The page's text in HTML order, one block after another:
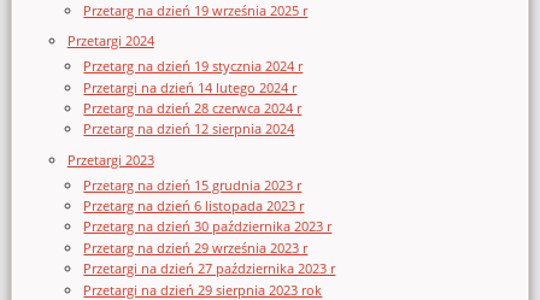
Przetarg na dzień 19 września 2025 r
Przetargi 2024
Przetarg na dzień 19 stycznia 2024 r
Przetargi na dzień 14 lutego 2024 r
Przetarg na dzień 28 czerwca 2024 r
Przetarg na dzień 12 sierpnia 2024
Przetargi 2023
Przetarg na dzień 15 grudnia 2023 r
Przetarg na dzień 6 listopada 2023 r
Przetarg na dzień 30 października 2023 r
Przetarg na dzień 29 września 2023 r
Przetargi na dzień 27 października 2023 r
Przetargi na dzień 29 sierpnia 2023 rok